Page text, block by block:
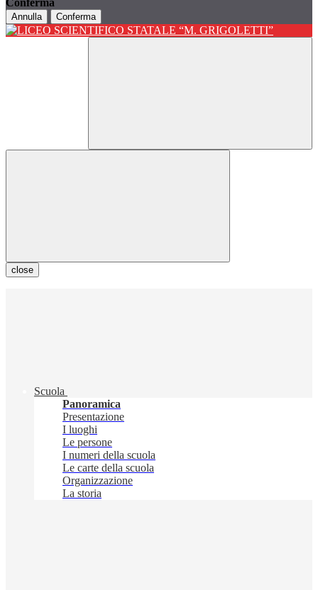
Conferma
Annulla Conferma
close
Scuola
Panoramica
Presentazione
I luoghi
Le persone
I numeri della scuola
Le carte della scuola
Organizzazione
La storia